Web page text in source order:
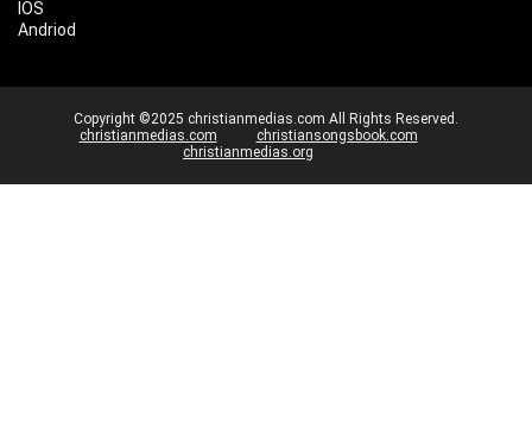
IOS
Andriod
Copyright ©2025 christianmedias.com All Rights Reserved.
christianmedias.com
christiansongsbook.com
christianmedias.org